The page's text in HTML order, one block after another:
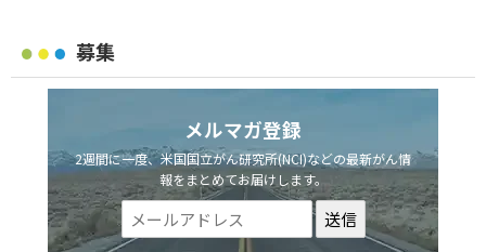
募集
メルマガ登録
2週間に一度、米国国立がん研究所(NCI)などの最新がん情
報をまとめてお届けします。